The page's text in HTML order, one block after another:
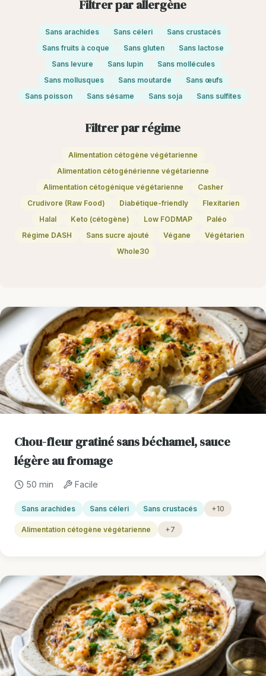
Filtrer par allergène
Sans arachides Sans céleri
Sans crustacés
Sans fruits à coque
Sans gluten
Sans lactose
Sans levure
Sans lupin
Sans mollécules
Sans mollusques
Sans moutarde
Sans œufs
Sans poisson
Sans sésame Sans soja Sans sulfites
Filtrer par régime
Alimentation cétogène végétarienne
Alimentation cétogénérienne végétarienne
Alimentation cétogénique végétarienne
Casher
Crudivore (Raw Food)
Diabétique-friendly
Flexitarien
Halal
Keto (cétogène) Low FODMAP
Paléo
Régime DASH
Sans sucre ajouté Végane
Végétarien
Whole30
Chou-fleur gratiné sans béchamel, sauce
légère au fromage
50 min Facile
Sans arachides Sans céleri Sans crustacés +10
Alimentation cétogène végétarienne +7